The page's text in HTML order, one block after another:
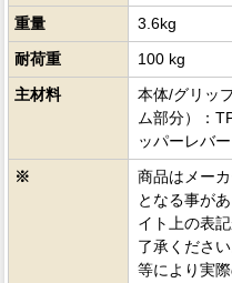
重量
3.6kg
耐荷重
100 kg
主材料
本体/グリッ
ム部分）：
ッパーレバ
※
商品はメー
となる事が
イト上の表
了承くださ
等により実